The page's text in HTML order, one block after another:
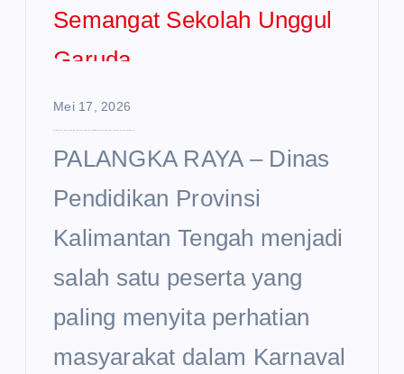
Mei 17, 2026
PALANGKA RAYA – Dinas
Pendidikan Provinsi
Kalimantan Tengah menjadi
salah satu peserta yang
paling menyita perhatian
masyarakat dalam Karnaval